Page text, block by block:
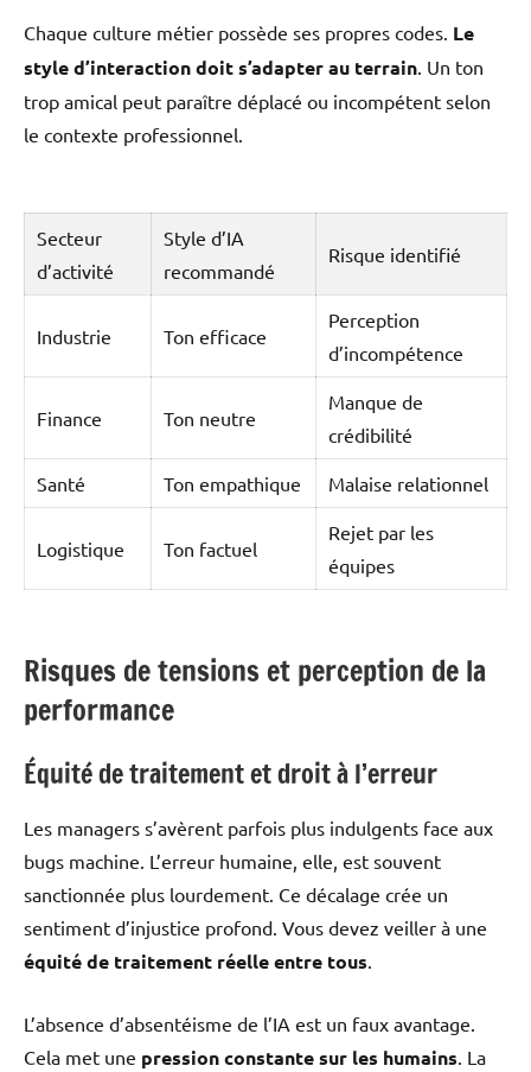
Chaque culture métier possède ses propres codes. Le
style d’interaction doit s’adapter au terrain . Un ton
trop amical peut paraître déplacé ou incompétent selon
le contexte professionnel.
Secteur
d’activité
Style d’IA
recommandé
Risque identifié
Industrie Ton efficace
Perception
d’incompétence
Finance Ton neutre
Manque de
crédibilité
Santé Ton empathique Malaise relationnel
Logistique Ton factuel
Rejet par les
équipes
Risques de tensions et perception de la
performance
Équité de traitement et droit à l’erreur
Les managers s’avèrent parfois plus indulgents face aux
bugs machine. L’erreur humaine, elle, est souvent
sanctionnée plus lourdement. Ce décalage crée un
sentiment d’injustice profond. Vous devez veiller à une
équité de traitement réelle entre tous.
L’absence d’absentéisme de l’IA est un faux avantage.
Cela met une pression constante sur les humains. La